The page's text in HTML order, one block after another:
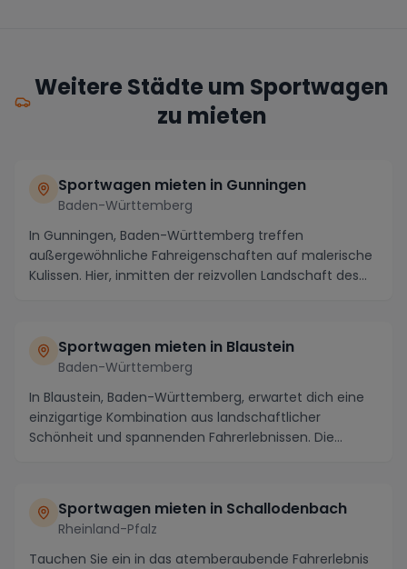
Weitere Städte um Sportwagen
zu mieten
Sportwagen mieten in Gunningen
Baden-Württemberg
In Gunningen, Baden-Württemberg treffen
außergewöhnliche Fahreigenschaften auf malerische
Kulissen. Hier, inmitten der reizvollen Landschaft des
Sportwagen mieten in Blaustein
Baden-Württemberg
In Blaustein, Baden-Württemberg, erwartet dich eine
einzigartige Kombination aus landschaftlicher
Schönheit und spannenden Fahrerlebnissen. Die
Sportwagen mieten in Schallodenbach
Rheinland-Pfalz
Tauchen Sie ein in das atemberaubende Fahrerlebnis